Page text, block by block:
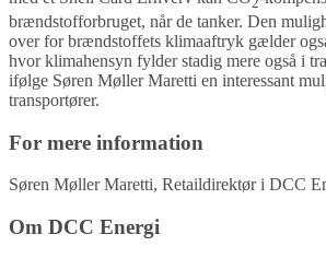
brændstofforbruget, når de tanker. Den
over for brændstoffets klimaaftryk gælder
hvor klimahensyn fylder stadig mere også i
ifølge Søren Møller Maretti en interessant
transportører.
For mere information
Søren Møller Maretti, Retaildirektør i DCC
Om DCC Energi